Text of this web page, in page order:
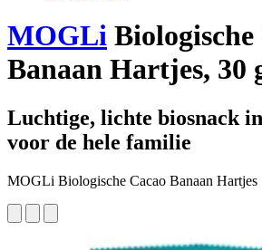
MOGLi Biologische
Banaan Hartjes, 30
Luchtige, lichte biosnack
voor de hele familie
MOGLi Biologische Cacao Banaan Hartjes